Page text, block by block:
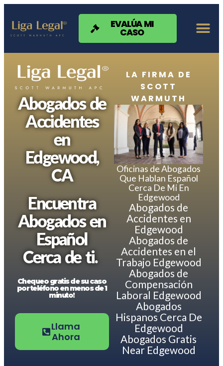
Nota:
sitio
web
accesibilidad.
EVALÚA MI
CASO
Abogados de
Accidentes
en
Edgewood,
CA
Encuentra
Abogados en
Español
Cerca de ti.
Chequeo gratis de su caso
por teléfono en menos de 1
minuto!
Llama
Ahora
LA FIRMA DE
SCOTT
WARMUTH
Oficinas de Abogados
Que Hablan Español
Cerca De Mi En
Edgewood
Abogados de
Accidentes en
Edgewood
Abogados de
Accidentes en el
Trabajo Edgewood
Abogados de
Compensación
Laboral Edgewood
Abogados
Hispanos Cerca De
Edgewood
Abogados Gratis
Near Edgewood